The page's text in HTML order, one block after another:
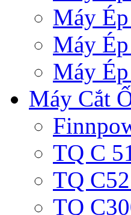
Máy
Máy
Máy
Máy Cắt
TQ C
TQ
TQ